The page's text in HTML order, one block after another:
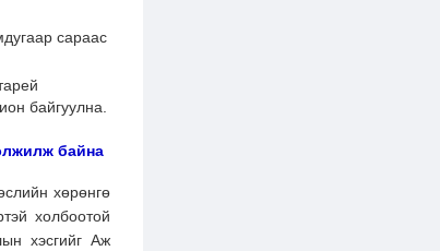
сараас
байгуулна.
байна
хөрөнгө
холбоотой
хэсгийг Аж